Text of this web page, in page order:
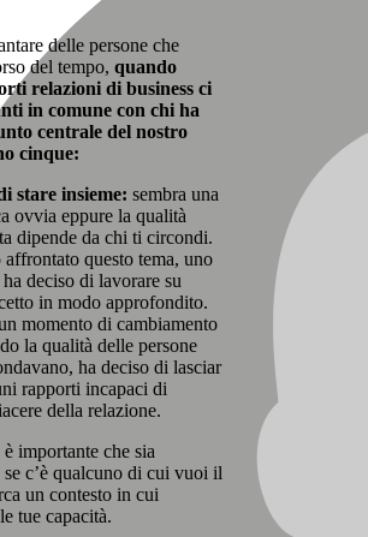
delle persone che
del tempo, quando
relazioni di business ci
in comune con chi ha
centrale del nostro
cinque:
stare insieme: sembra una
ovvia eppure la qualità
dipende da chi ti circondi.
questo tema, uno
deciso di lavorare su
in modo approfondito.
momento di cambiamento
la qualità delle persone
ha deciso di lasciar
rapporti incapaci di
della relazione.
è importante che sia
c’è qualcuno di cui vuoi il
un contesto in cui
tue capacità.